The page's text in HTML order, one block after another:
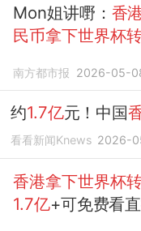
Mon姐讲嘢： 香
民币拿下世界杯
南方都市报 2026-05-
约1.7亿元！中国
看看新闻Knews 2026-
香港拿下世界杯
1.7亿+可免费看